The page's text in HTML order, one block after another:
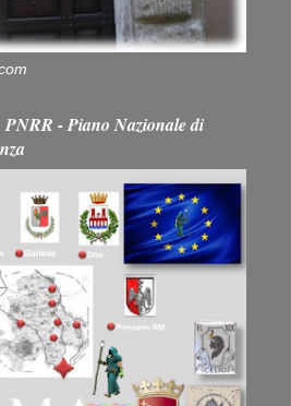
- Piano Nazionale di